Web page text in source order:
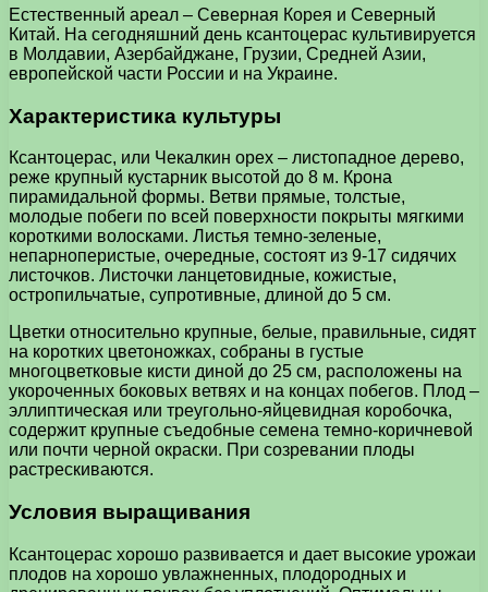
Естественный ареал – Северная Корея и Северный
Китай. На сегодняшний день ксантоцерас культивируется
в Молдавии, Азербайджане, Грузии, Средней Азии,
европейской части России и на Украине.
Характеристика культуры
Ксантоцерас, или Чекалкин орех – листопадное дерево,
реже крупный кустарник высотой до 8 м. Крона
пирамидальной формы. Ветви прямые, толстые,
молодые побеги по всей поверхности покрыты мягкими
короткими волосками. Листья темно-зеленые,
непарноперистые, очередные, состоят из 9-17 сидячих
листочков. Листочки ланцетовидные, кожистые,
остропильчатые, супротивные, длиной до 5 см.
Цветки относительно крупные, белые, правильные, сидят
на коротких цветоножках, собраны в густые
многоцветковые кисти диной до 25 см, расположены на
укороченных боковых ветвях и на концах побегов. Плод –
эллиптическая или треугольно-яйцевидная коробочка,
содержит крупные съедобные семена темно-коричневой
или почти черной окраски. При созревании плоды
растрескиваются.
Условия выращивания
Ксантоцерас хорошо развивается и дает высокие урожаи
плодов на хорошо увлажненных, плодородных и